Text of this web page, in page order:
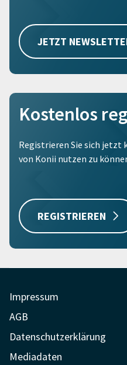
JETZT
Kostenlos
Registrieren Sie sich jetzt
von Konii nutzen zu
REGISTRIEREN
Impressum
AGB
Datenschutzerklärung
Mediadaten